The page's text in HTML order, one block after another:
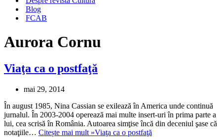
Blog
FCAB
Aurora Cornu
Viaţa ca o postfaţă
mai 29, 2014
În august 1985, Nina Cassian se exilează în America unde continuă
jurnalul. În 2003-2004 operează mai multe insert-uri în prima parte a
lui, cea scrisă în România. Autoarea simţise încă din deceniul şase că
notaţiile… Citește mai mult »Viaţa ca o postfaţă